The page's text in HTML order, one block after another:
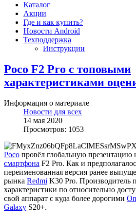
Каталог
Акции
Где и как купить?
Новости Android
Техподдержка
Инструкции
Poco F2 Pro с топовыми
характеристиками
Информация о материале
Новости для всех
14 мая 2020
Просмотров: 1053
Poco провёл глобальную презентацию
смартфона F2 Pro. Как и
переименованная версия ранее
рынка Redmi K30 Pro. Производитель
характеристики по относительно
свой аппарат с куда более дорогими
Galaxy S20+.